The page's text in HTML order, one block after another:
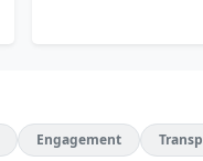
Engagement